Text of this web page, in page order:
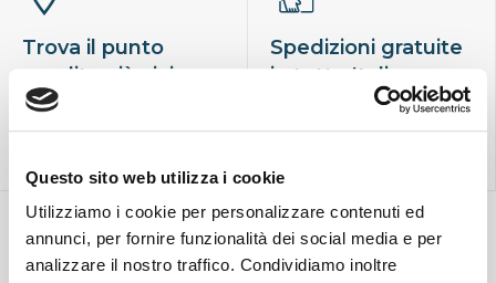
Questo sito web utilizza i cookie
Utilizziamo i cookie per personalizzare contenuti ed
annunci, per fornire funzionalità dei social media e per
analizzare il nostro traffico. Condividiamo inoltre
Trova il punto
vendita più vicino
Spedizioni gratuite
in tutta Italia.
Scopri la consegna